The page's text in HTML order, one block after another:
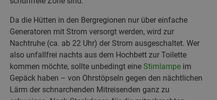
Da die Hütten in den Bergregionen nur über einfache
Generatoren mit Strom versorgt werden, wird zur
Nachtruhe (ca. ab 22 Uhr) der Strom ausgeschaltet. Wer
also unfallfrei nachts aus dem Hochbett zur Toilette
kommen möchte, sollte unbedingt eine Stirnlampe im
Gepäck haben – von Ohrstöpseln gegen den nächtlichen
Lärm der schnarchenden Mitreisenden ganz zu